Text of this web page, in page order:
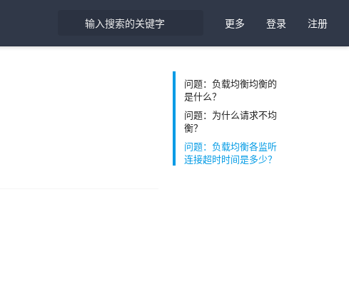
更多 登录 注册
问题：负载均衡均衡的
是什么？
问题：为什么请求不均
衡？
问题：负载均衡各监听
连接超时时间是多少？